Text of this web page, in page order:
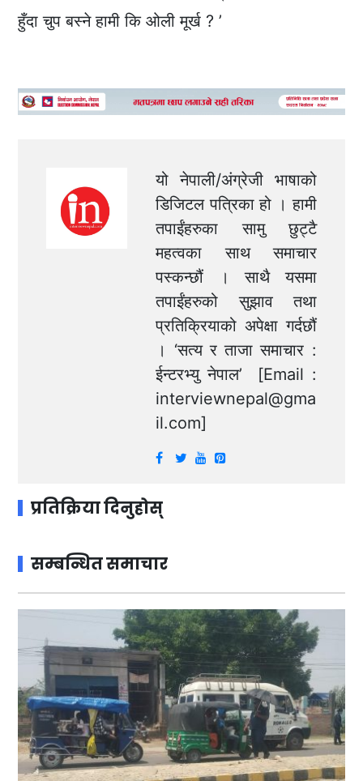
हुँदा चुप बस्ने हामी कि ओली मूर्ख ? ’
यो नेपाली/अंग्रेजी भाषाको
डिजिटल पत्रिका हो । हामी
तपाईंहरुका सामु छुट्टै
महत्वका साथ समाचार
पस्कन्छौं । साथै यसमा
तपाईंहरुको सुझाव तथा
प्रतिक्रियाको अपेक्षा गर्दछौं
। ‘सत्य र ताजा समाचार :
ईन्टरभ्यु नेपाल’ [Email :
interviewnepal@gma
il.com]
प्रतिक्रिया दिनुहोस्
सम्बन्धित समाचार